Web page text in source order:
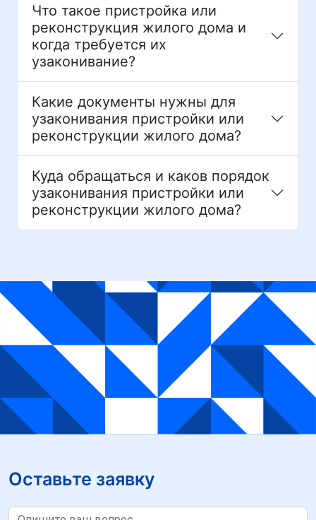
Что такое пристройка или
реконструкция жилого дома и
когда требуется их
узаконивание?
Какие документы нужны для
узаконивания пристройки или
реконструкции жилого дома?
Куда обращаться и каков порядок
узаконивания пристройки или
реконструкции жилого дома?
Оставьте заявку